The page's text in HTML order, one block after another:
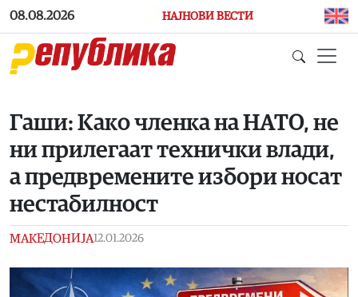
Skip to main content
08.08.2026 НАЈНОВИ ВЕСТИ
Гаши: Како членка на НАТО, не
ни прилегаат технички влади,
а предвремените избори носат
нестабилност
МАКЕДОНИЈА12.01.2026